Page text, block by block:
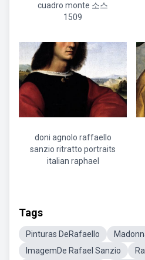
cuadro monte 소스
1509
doni agnolo raffaello
sanzio ritratto portraits
italian raphael
Tags
Pinturas DeRafaello
ImagemDe Rafael Sanzio